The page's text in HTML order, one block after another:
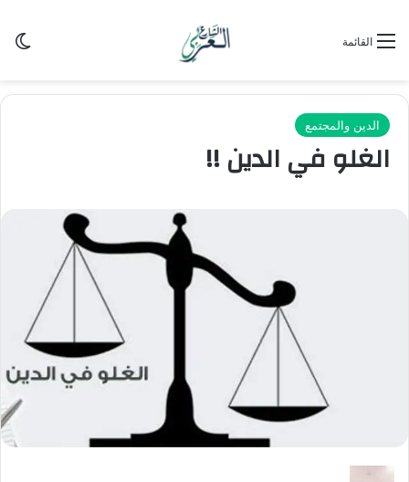
القائمة
الدين والمجتمع
الغلو في الدين !!